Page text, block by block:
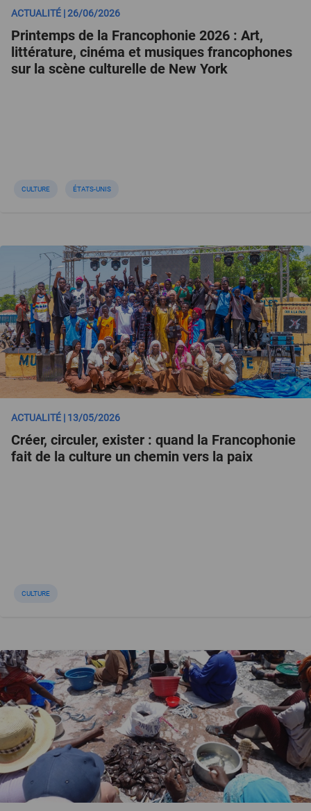
ACTUALITÉ | 26/06/2026
Printemps de la Francophonie 2026 : Art,
littérature, cinéma et musiques francophones
sur la scène culturelle de New York
CULTURE ÉTATS-UNIS
ACTUALITÉ | 13/05/2026
Créer, circuler, exister : quand la Francophonie
fait de la culture un chemin vers la paix
CULTURE